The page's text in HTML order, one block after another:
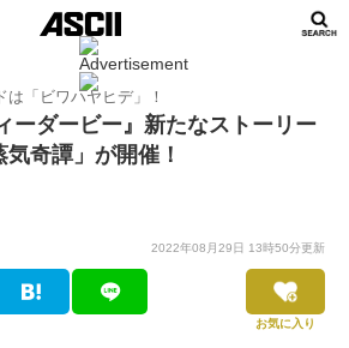
「ビワハヤヒデ」！
ーダービー』新たなストーリー
奇譚」が開催！
2022年08月29日 13時50分更新
お気に入り